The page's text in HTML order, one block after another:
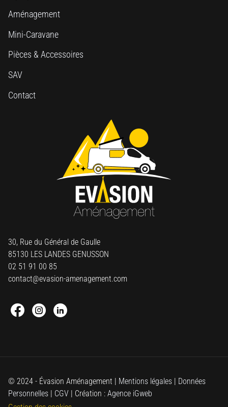
Aménagement
Mini-Caravane
Pièces & Accessoires
SAV
Contact
30, Rue du Général de Gaulle
85130 LES LANDES GENUSSON
02 51 91 00 85
contact@evasion-amenagement.com
Facebook : Round
Instagram : Round
Linkedin : Round
© 2024 - Évasion Aménagement | Mentions légales | Données
Personnelles | CGV | Création : Agence iGweb